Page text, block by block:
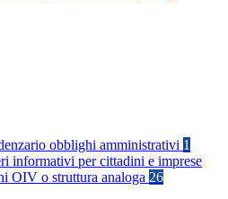
obblighi amministrativi 1
informativi per cittadini e imprese
OIV o struttura analoga 26